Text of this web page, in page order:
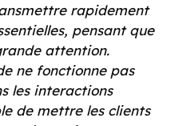
rapidement
pensant que
attention.
ne fonctionne pas
les interactions
de mettre les clients